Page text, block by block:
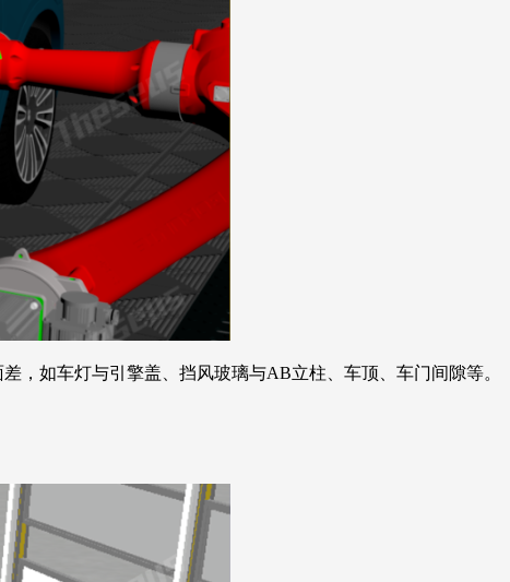
，如车灯与引擎盖、挡风玻璃与AB立柱、车顶、车门间隙等。